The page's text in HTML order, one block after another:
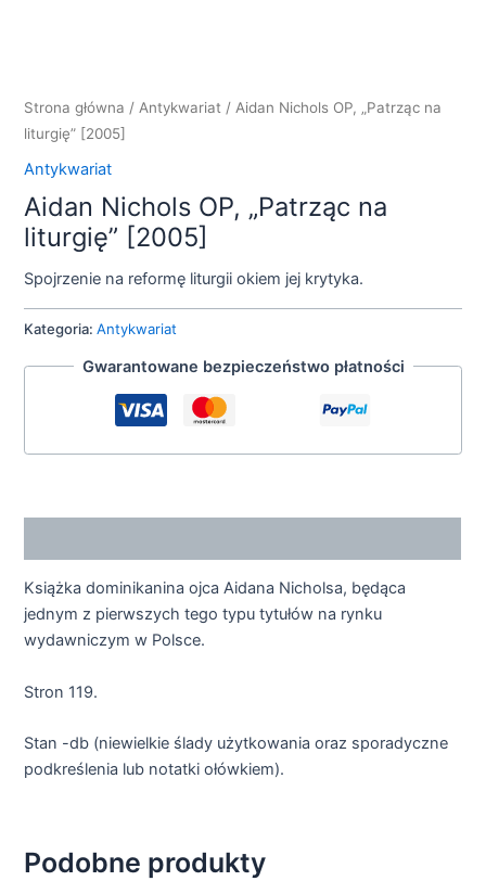
Strona główna / Antykwariat / Aidan Nichols OP, „Patrząc na
liturgię” [2005]
Antykwariat
Aidan Nichols OP, „Patrząc na
liturgię” [2005]
Spojrzenie na reformę liturgii okiem jej krytyka.
Kategoria:Antykwariat
Gwarantowane bezpieczeństwo płatności
Książka dominikanina ojca Aidana Nicholsa, będąca
jednym z pierwszych tego typu tytułów na rynku
wydawniczym w Polsce.
Stron 119.
Stan -db (niewielkie ślady użytkowania oraz sporadyczne
podkreślenia lub notatki ołówkiem).
Podobne produkty